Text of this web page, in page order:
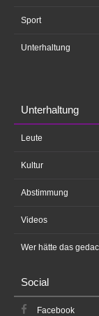
Sport
Unterhaltung
Unterhaltung
Leute
Kultur
Abstimmung
Videos
Wer hätte das
Social
Facebook